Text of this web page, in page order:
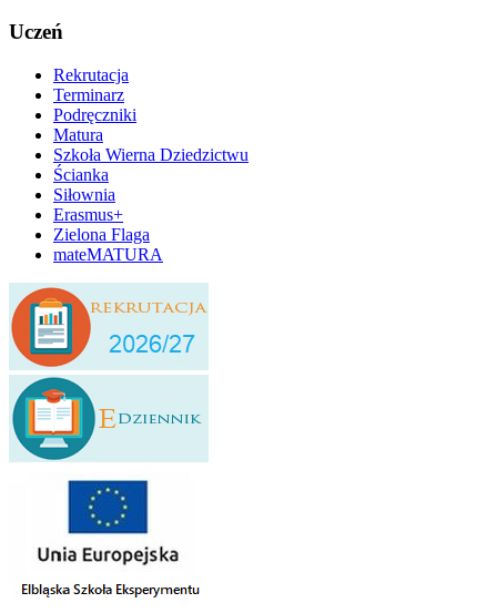
Uczeń
Rekrutacja
Terminarz
Podręczniki
Matura
Szkoła Wierna Dziedzictwu
Ścianka
Siłownia
Erasmus+
Zielona Flaga
mateMATURA